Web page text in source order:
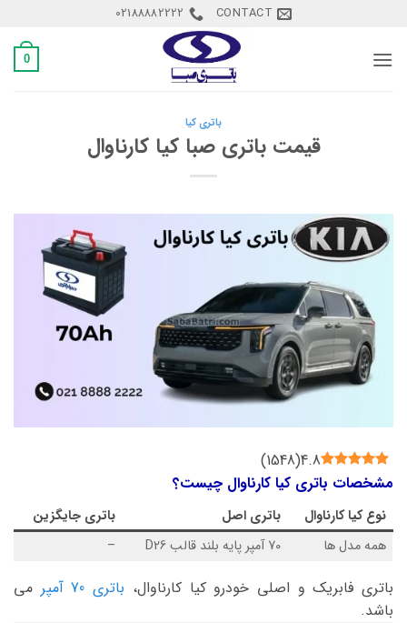
content
CONTACT
02188882222
0
باتری کیا
قیمت باتری صبا کیا کارناوال
4.8
(
1548
)
مشخصات باتری کیا کارناوال چیست؟
نوعکیا کارناوال باتری اصل
باتری جایگزین
همه مدل ها
70 آمپر پایه بلند قالب D26 –
باتری فابریک و اصلی خودرو کیا کارناوال، باتری 70 آمپر
می
باشد.